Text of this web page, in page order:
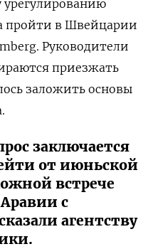
пройти в Швейцарии
Руководители
приезжать
заложить основы
заключается
от июньской
встрече
с
агентству